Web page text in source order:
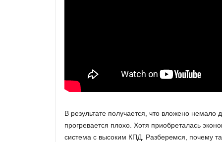
В результате получается, что вложено немало
прогревается плохо. Хотя приобреталась
система с высоким КПД. Разберемся, почему